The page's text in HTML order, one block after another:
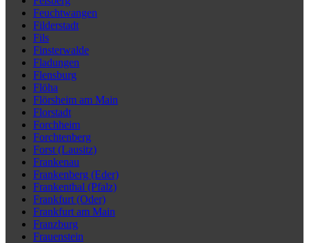
Feuchtwangen
Filderstadt
Fils
Finsterwalde
Fladungen
Flensburg
Flöha
Flörsheim am Main
Florstadt
Forchheim
Forchtenberg
Forst (Lausitz)
Frankenau
Frankenberg (Eder)
Frankenthal (Pfalz)
Frankfurt (Oder)
Frankfurt am Main
Franzburg
Frauenstein